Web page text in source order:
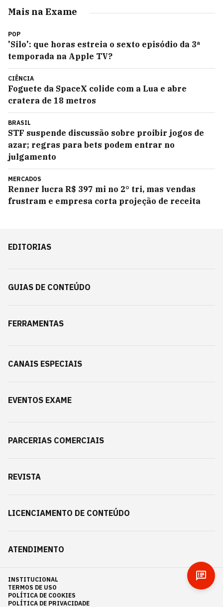
Mais na Exame
POP
'Silo': que horas estreia o sexto episódio da 3ª
temporada na Apple TV?
CIÊNCIA
Foguete da SpaceX colide com a Lua e abre
cratera de 18 metros
BRASIL
STF suspende discussão sobre proibir jogos de
azar; regras para bets podem entrar no
julgamento
MERCADOS
Renner lucra R$ 397 mi no 2° tri, mas vendas
frustram e empresa corta projeção de receita
EDITORIAS
GUIAS DE CONTEÚDO
FERRAMENTAS
CANAIS ESPECIAIS
EVENTOS EXAME
PARCERIAS COMERCIAIS
REVISTA
LICENCIAMENTO DE CONTEÚDO
ATENDIMENTO
INSTITUCIONAL
TERMOS DE USO
POLÍTICA DE COOKIES
POLÍTICA DE PRIVACIDADE